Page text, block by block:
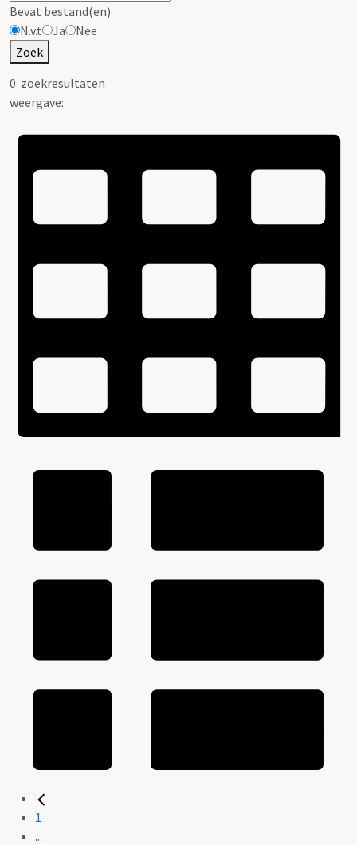
Bevat bestand(en)
N.v.t
Ja
Nee
Zoek
0 zoekresultaten
weergave:
1
...